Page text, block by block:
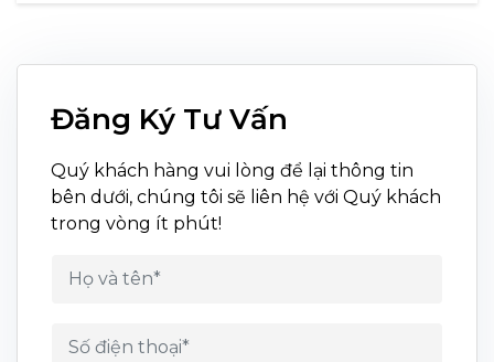
Đăng Ký Tư Vấn
Quý khách hàng vui lòng để lại thông tin
bên dưới, chúng tôi sẽ liên hệ với Quý khách
trong vòng ít phút!